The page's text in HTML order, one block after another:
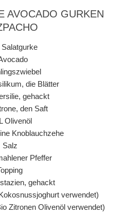
AVOCADO GURKEN
Salatgurke
die Blätter
gehackt
den Saft
Olivenöl
Knoblauchzehe
Salz
Pfeffer
gehackt
verwendet)
Zitronen Olivenöl verwendet)